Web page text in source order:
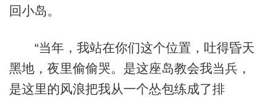
回小岛。
“当年，我站在你们这个位置，吐得昏天
黑地，夜里偷偷哭。是这座岛教会我当兵，
是这里的风浪把我从一个怂包练成了排